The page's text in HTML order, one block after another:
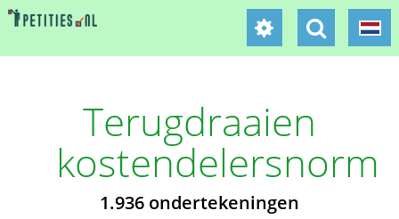
Terugdraaien
kostendelersnorm
1.936 ondertekeningen